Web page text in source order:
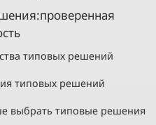
типовых решений
типовых решений
выбрать типовые решения